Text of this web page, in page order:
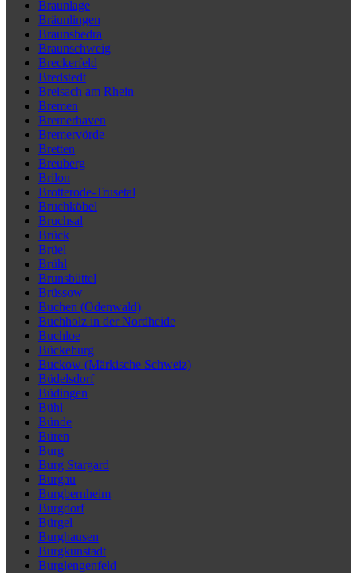
Braunlage
Bräunlingen
Braunsbedra
Braunschweig
Breckerfeld
Bredstedt
Breisach am Rhein
Bremen
Bremerhaven
Bremervörde
Bretten
Breuberg
Brilon
Brotterode-Trusetal
Bruchköbel
Bruchsal
Brück
Brüel
Brühl
Brunsbüttel
Brüssow
Buchen (Odenwald)
Buchholz in der Nordheide
Buchloe
Bückeburg
Buckow (Märkische Schweiz)
Büdelsdorf
Büdingen
Bühl
Bünde
Büren
Burg
Burg Stargard
Burgau
Burgbernheim
Burgdorf
Bürgel
Burghausen
Burgkunstadt
Burglengenfeld